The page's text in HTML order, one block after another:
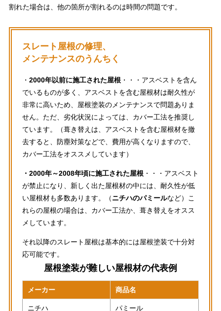
割れた場合は、他の箇所が割れるのは時間の問題です。
スレート屋根の修理、
メンテナンスのうんちく
・ 2000年以前に施工された屋根・・・アスベストを含ん
でいるものが多く、アスベストを含む屋根材は耐久性が
非常に高いため、屋根塗装のメンテナンスで問題ありま
せん。ただ、劣化状況によっては、カバー工法を推奨し
ています。（葺き替えは、アスベストを含む屋根材を撤
去すると、防塵対策などで、費用が高くなりますので、
カバー工法をオススメしています）
・2000年～2008年頃に施工された屋根・・・アスベスト
が禁止になり、新しく出た屋根材の中には、耐久性が低
い屋根材も多数あります。（ニチハのパミールなど）こ
れらの屋根の場合は、カバー工法か、葺き替えをオスス
メしています。
それ以降のスレート屋根は基本的には屋根塗装で十分対
応可能です。
屋根塗装が難しい屋根材の代表例
メーカー 商品名
ニチハ パミール